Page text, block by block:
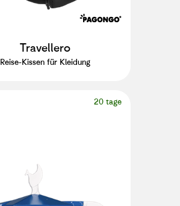
Travellero
Reise-Kissen für Kleidung
20 tage